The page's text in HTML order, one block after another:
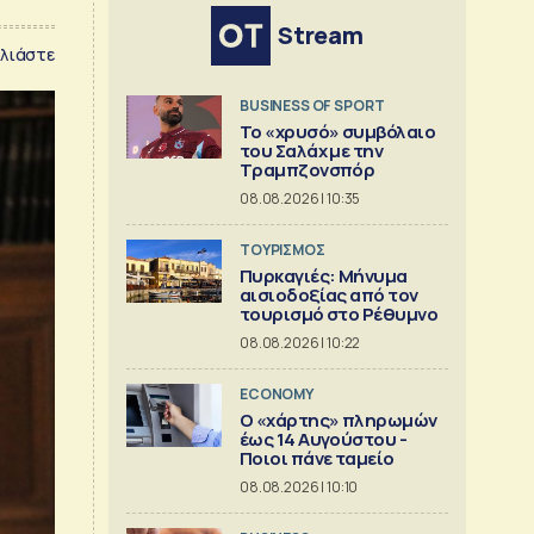
Stream
BUSINESS OF SPORT
Το «χρυσό» συμβόλαιο
του Σαλάχ με την
Τραμπζονσπόρ
08.08.2026 | 10:35
ΤΟΥΡΙΣΜΟΣ
Πυρκαγιές: Μήνυμα
αισιοδοξίας από τον
τουρισμό στο Ρέθυμνο
08.08.2026 | 10:22
ECONOMY
Ο «χάρτης» πληρωμών
έως 14 Αυγούστου -
Ποιοι πάνε ταμείο
08.08.2026 | 10:10